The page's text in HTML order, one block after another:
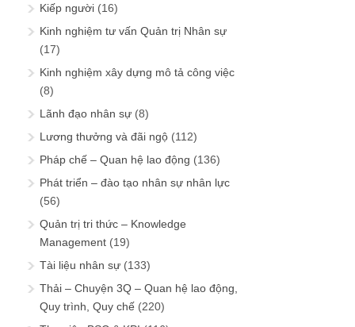
Kiếp người (16)
Kinh nghiệm tư vấn Quản trị Nhân sự
(17)
Kinh nghiệm xây dựng mô tả công việc
(8)
Lãnh đạo nhân sự (8)
Lương thưởng và đãi ngộ (112)
Pháp chế – Quan hệ lao động (136)
Phát triển – đào tạo nhân sự nhân lực
(56)
Quản trị tri thức – Knowledge
Management (19)
Tài liệu nhân sự (133)
Thải – Chuyện 3Q – Quan hệ lao động,
Quy trình, Quy chế (220)